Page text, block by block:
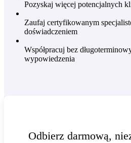
Pozyskaj więcej potencjalnych
Zaufaj certyfikowanym
doświadczeniem
Współpracuj bez
wypowiedzenia
Odbierz darmową,